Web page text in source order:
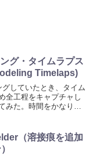
グ・タイムラプス
Timelaps)
していたとき、タイム
全工程をキャプチャし
みた。時間をかなり縮
れる動画だなｗこれ見
細...
（溶接痕を追加